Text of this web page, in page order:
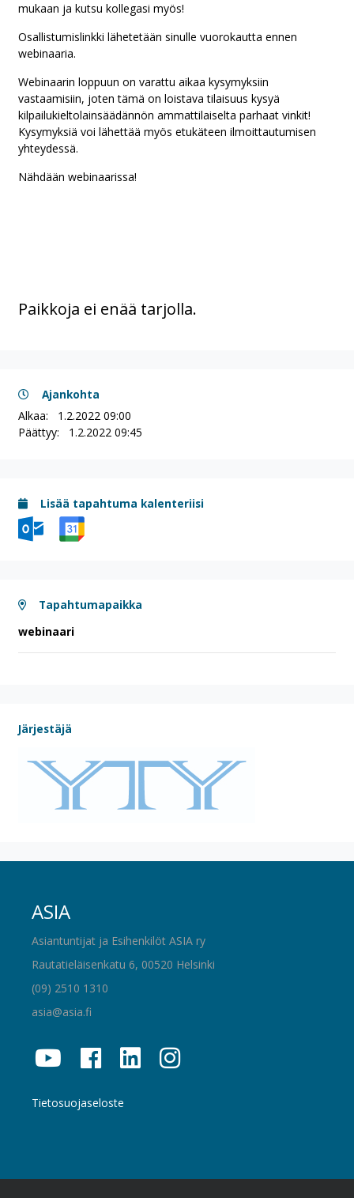
mukaan ja kutsu kollegasi myös!
Osallistumislinkki lähetetään sinulle vuorokautta ennen
webinaaria.
Webinaarin loppuun on varattu aikaa kysymyksiin
vastaamisiin, joten tämä on loistava tilaisuus kysyä
kilpailukieltolainsäädännön ammattilaiselta parhaat vinkit!
Kysymyksiä voi lähettää myös etukäteen ilmoittautumisen
yhteydessä.
Nähdään webinaarissa!
Paikkoja ei enää tarjolla.
Ajankohta
Alkaa: 1.2.2022 09:00
Päättyy: 1.2.2022 09:45
Lisää tapahtuma kalenteriisi
Tapahtumapaikka
webinaari
Järjestäjä
ASIA
Asiantuntijat ja Esihenkilöt ASIA ry
Rautatieläisenkatu 6, 00520 Helsinki
(09) 2510 1310
asia@asia.fi
Tietosuojaseloste